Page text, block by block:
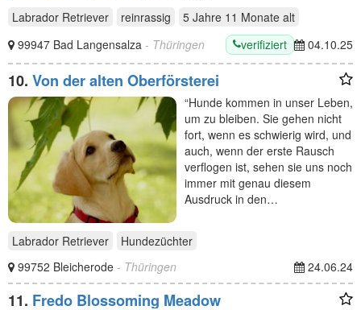
Labrador Retriever
reinrassig 5 Jahre 11 Monate alt
99947 Bad Langensalza - Thüringen verifiziert 04.10.25
10. Von der alten Oberförsterei
“Hunde kommen in unser Leben,
um zu bleiben. Sie gehen nicht
fort, wenn es schwierig wird, und
auch, wenn der erste Rausch
verflogen ist, sehen sie uns noch
immer mit genau diesem
Ausdruck in den…
Labrador Retriever
Hundezüchter
99752 Bleicherode - Thüringen 24.06.24
11. Fredo Blossoming Meadow